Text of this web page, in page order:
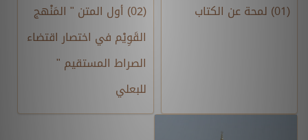
(01) لمحة عن الكتاب
(02) أول المتن " المَنْهج
القَوِيْم في اختصار اقتضاء
الصراط المستقيم "
للبعلي